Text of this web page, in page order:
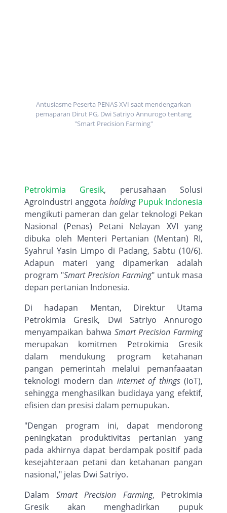
Antusiasme Peserta PENAS XVI saat mendengarkan
pemaparan Dirut PG, Dwi Satriyo Annurogo tentang
"Smart Precision Farming"
Petrokimia Gresik, perusahaan Solusi
Agroindustri anggota holding Pupuk Indonesia
mengikuti pameran dan gelar teknologi Pekan
Nasional (Penas) Petani Nelayan XVI yang
dibuka oleh Menteri Pertanian (Mentan) RI,
Syahrul Yasin Limpo di Padang, Sabtu (10/6).
Adapun materi yang dipamerkan adalah
program "Smart Precision Farming" untuk masa
depan pertanian Indonesia.
Di hadapan Mentan, Direktur Utama
Petrokimia Gresik, Dwi Satriyo Annurogo
menyampaikan bahwa Smart Precision Farming
merupakan komitmen Petrokimia Gresik
dalam mendukung program ketahanan
pangan pemerintah melalui pemanfaaatan
teknologi modern dan internet of things(IoT),
sehingga menghasilkan budidaya yang efektif,
efisien dan presisi dalam pemupukan.
"Dengan program ini, dapat mendorong
peningkatan produktivitas pertanian yang
pada akhirnya dapat berdampak positif pada
kesejahteraan petani dan ketahanan pangan
nasional," jelas Dwi Satriyo.
Dalam Smart Precision Farming, Petrokimia
Gresik akan menghadirkan pupuk